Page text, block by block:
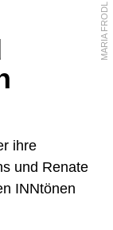
MARIA FRODL
ihre
und Renate
INNtönen